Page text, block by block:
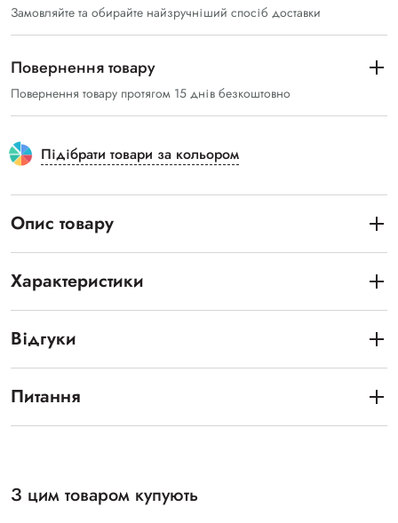
Замовляйте та обирайте найзручніший спосіб доставки
Повернення товару
Повернення товару протягом 15 днів безкоштовно
Підібрати товари за кольором
Опис товару
Характеристики
Відгуки
Питання
З цим товаром купують